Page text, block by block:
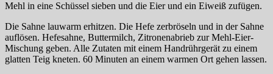
Mehl in eine Schüssel sieben und die Eier und ein Eiweiß zufügen.
Die Sahne lauwarm erhitzen. Die Hefe zerbröseln und in der Sahne
auflösen. Hefesahne, Buttermilch, Zitronenabrieb zur Mehl-Eier-
Mischung geben. Alle Zutaten mit einem Handrührgerät zu einem
glatten Teig kneten. 60 Minuten an einem warmen Ort gehen lassen.